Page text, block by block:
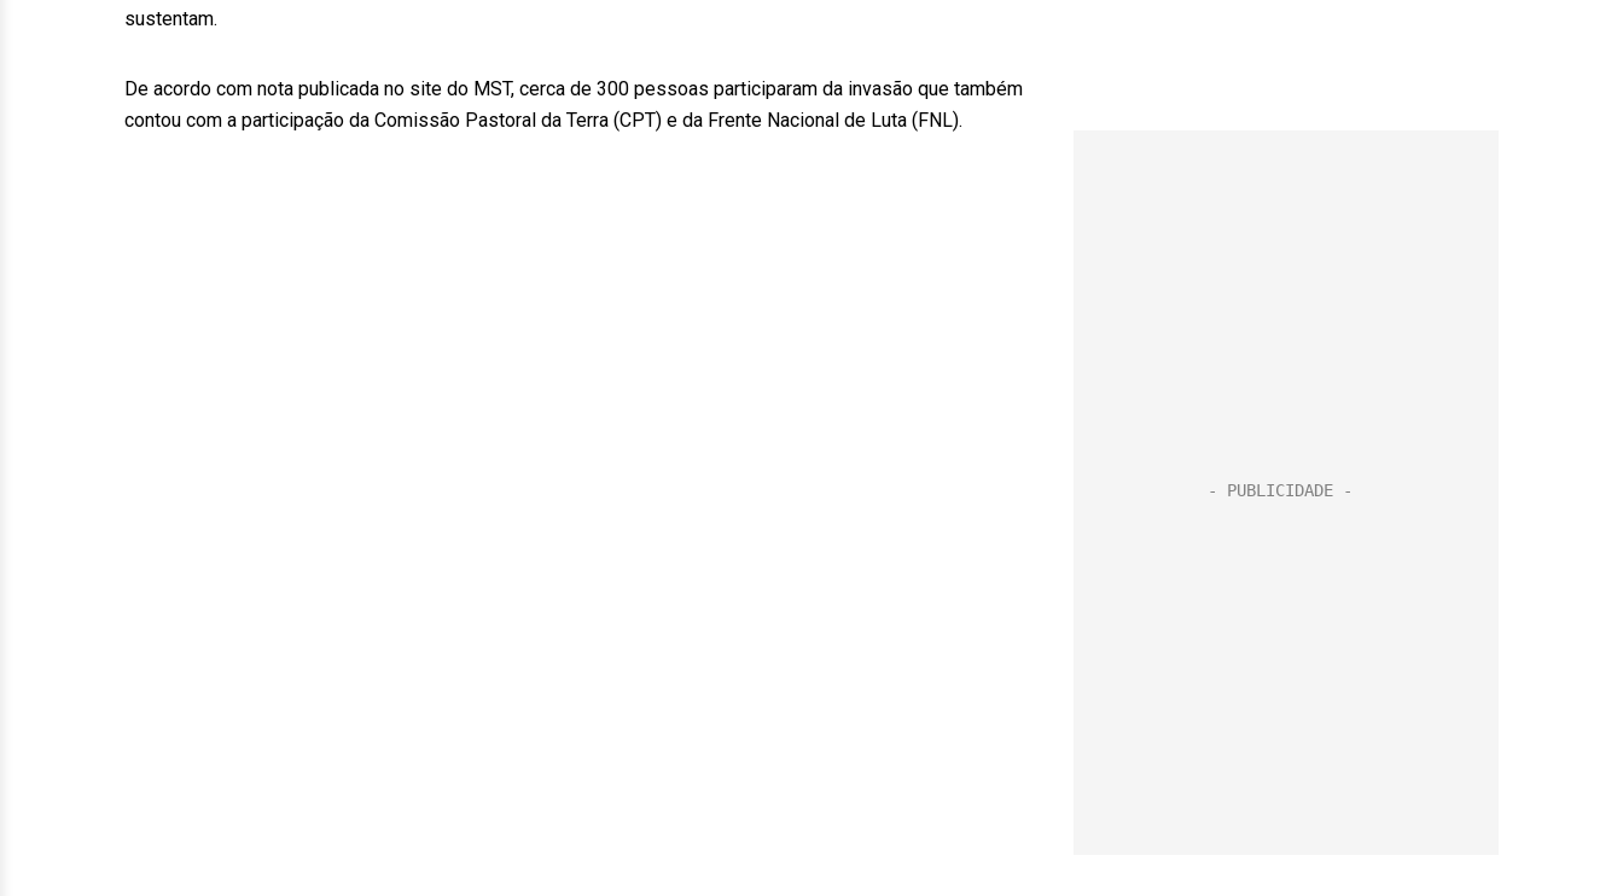
sustentam.
De acordo com nota publicada no site do MST, cerca de 300 pessoas participaram da invasão que também
contou com a participação da Comissão Pastoral da Terra (CPT) e da Frente Nacional de Luta (FNL).